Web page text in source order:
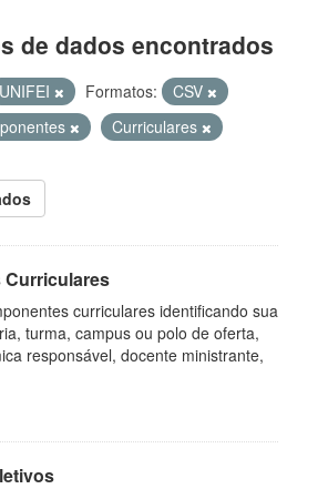
de dados encontrados
UNIFEI Formatos:
CSV
Curriculares
curriculares identificando sua
turma, campus ou polo de oferta,
responsável, docente ministrante,